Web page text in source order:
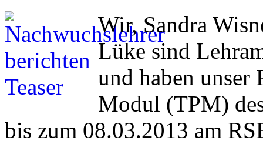
Wir, Sandra
Lüke sind
und haben
Modul (TPM)
bis zum 08.03.2013 am